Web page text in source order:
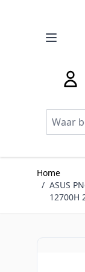
Home
/ ASUS
12700H